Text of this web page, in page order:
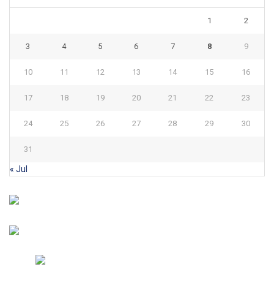
1 2
3 4 5 6 7 8 9
10 11 12 13 14 15 16
17 18 19 20 21 22 23
24 25 26 27 28 29 30
31
« Jul